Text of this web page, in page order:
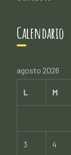
Calendario
agosto 2026
L M
3 4